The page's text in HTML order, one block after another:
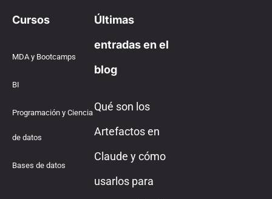
Cursos
MDA y Bootcamps
BI
Programación y Ciencia
de datos
Bases de datos
Últimas
entradas en el
blog
Qué son los
Artefactos en
Claude y cómo
usarlos para